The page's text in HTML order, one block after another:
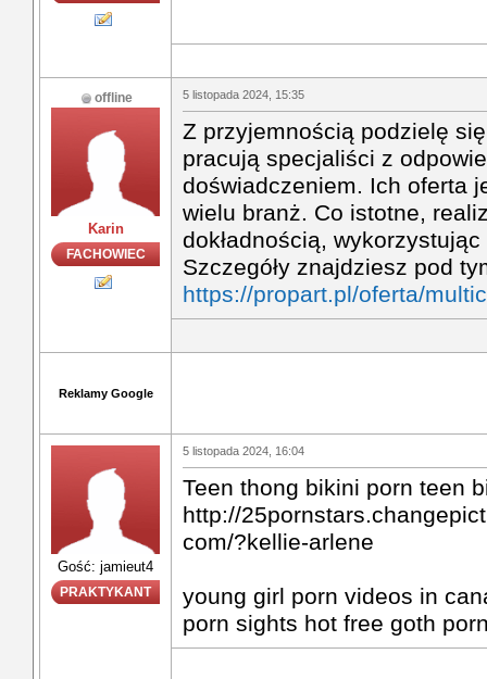
offline
Karin
FACHOWIEC
5 listopada 2024, 15:35
Z przyjemnością podzielę
pracują specjaliści z
doświadczeniem. Ich oferta
wielu branż. Co istotne,
dokładnością,
Szczegóły znajdziesz pod
https://propart.pl/oferta/
Reklamy Google
Gość: jamieut4
PRAKTYKANT
5 listopada 2024, 16:04
Teen thong bikini porn teen
http://
com/?kellie-arlene
young girl porn videos in
porn sights hot free goth